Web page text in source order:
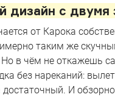
дизайн с двумя
от Карока
таким же
в чём не откажешь
без нареканий:
И